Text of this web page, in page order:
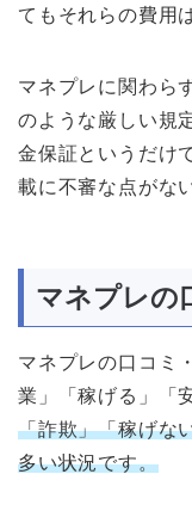
てもそれらの費用
マネプレに関わら
のような厳しい規
金保証というだけ
載に不審な点がな
マネプレの
マネプレの口コミ
業」「稼げる」「
「詐欺」「稼げな
多い状況です。